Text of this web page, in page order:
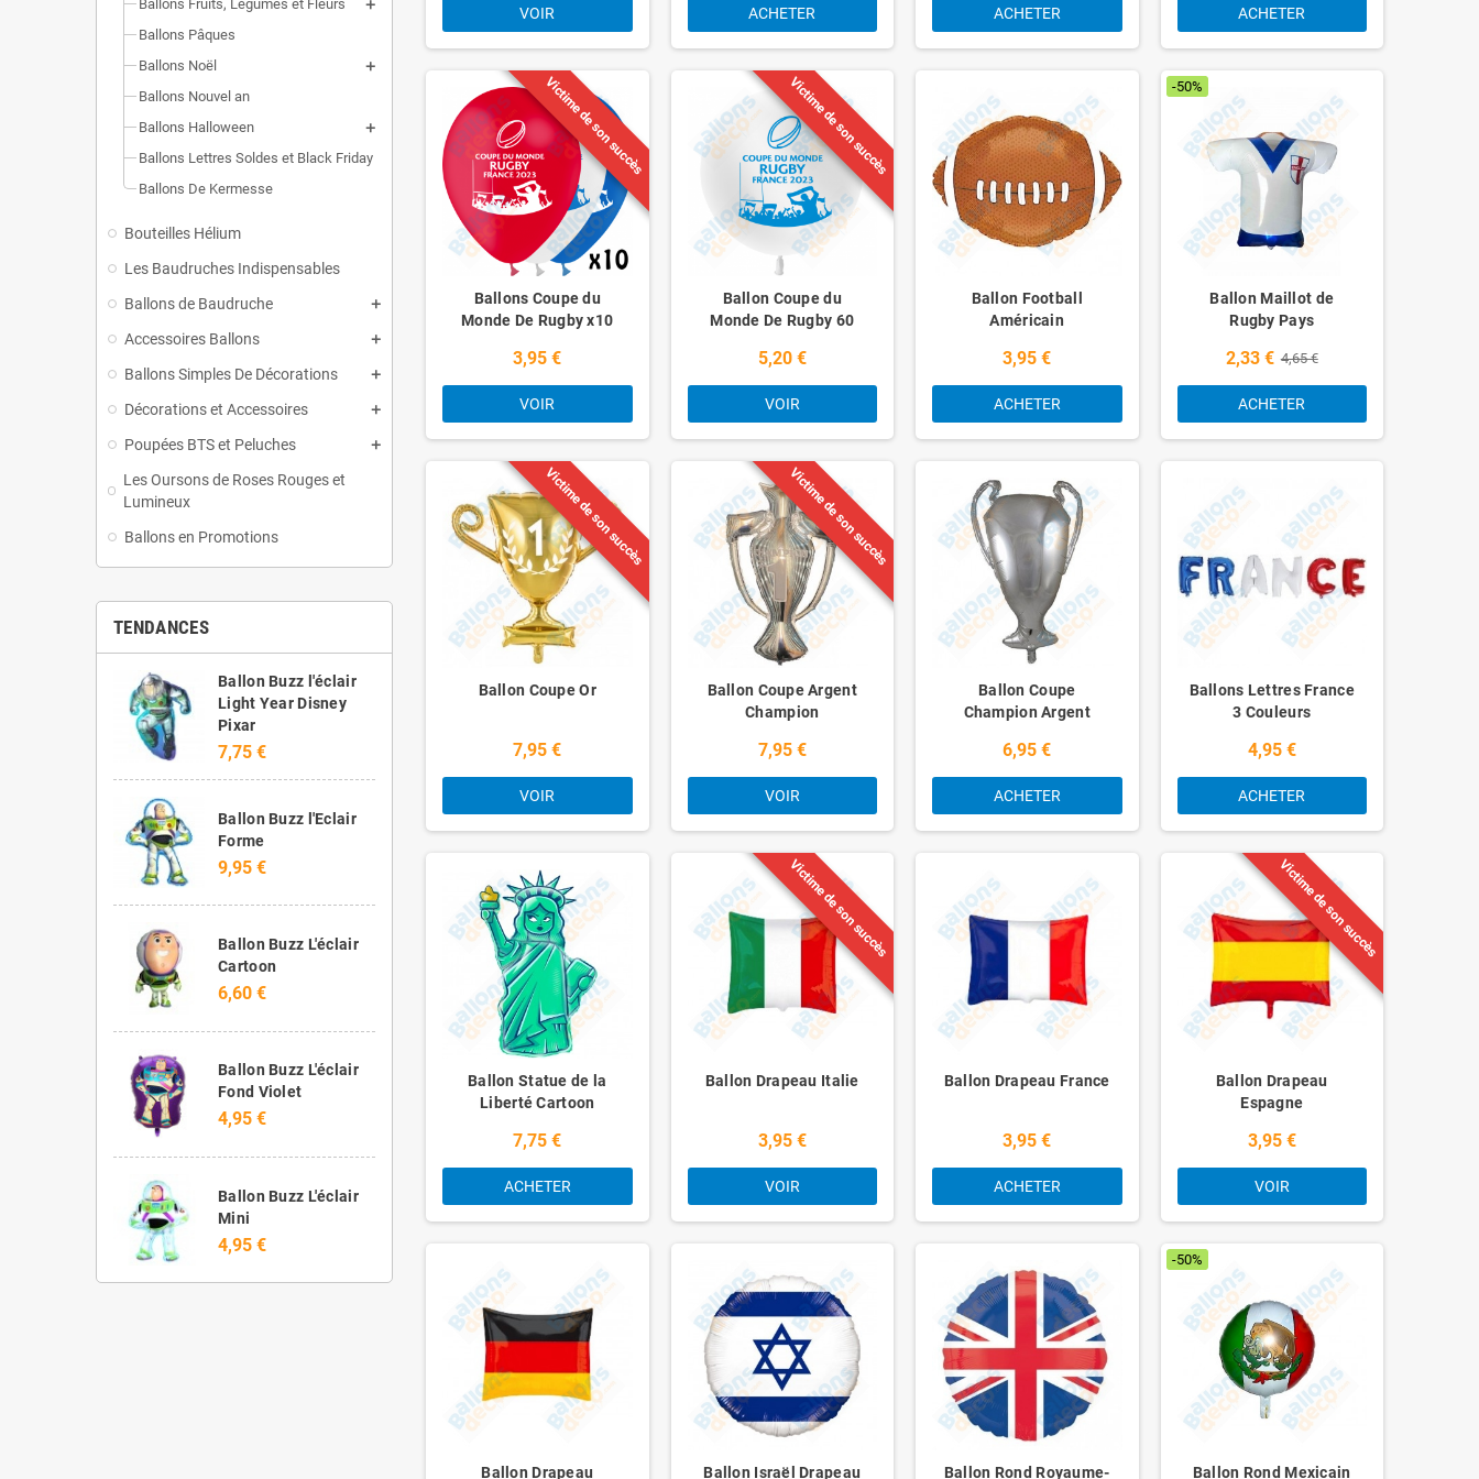
Ballons Fruits, Légumes et Fleurs
Ballons Pâques
Ballons Noël
Ballons Nouvel an
Ballons Halloween
Ballons Lettres Soldes et Black Friday
Ballons De Kermesse
Bouteilles Hélium
Les Baudruches Indispensables
Ballons de Baudruche
Accessoires Ballons
Ballons Simples De Décorations
Décorations et Accessoires
Poupées BTS et Peluches
Les Oursons de Roses Rouges et
Lumineux
Ballons en Promotions
TENDANCES
Ballon Buzz l'éclair
Light Year Disney
Pixar
7,75 €
Ballon Buzz l'Eclair
Forme
9,95 €
Ballon Buzz L'éclair
Cartoon
6,60 €
Ballon Buzz L'éclair
Fond Violet
4,95 €
Ballon Buzz L'éclair
Mini
4,95 €
VOIR ACHETER ACHETER ACHETER
Victime de son succès
Ballons Coupe du
Monde De Rugby x10
3,95 €
VOIR
Victime de son succès
Ballon Coupe du
Monde De Rugby 60
5,20 €
VOIR
Ballon Football
Américain
3,95 €
ACHETER
-50%
Ballon Maillot de
Rugby Pays
2,33 € 4,65 €
ACHETER
Victime de son succès
Ballon Coupe Or
7,95 €
VOIR
Victime de son succès
Ballon Coupe Argent
Champion
7,95 €
VOIR
Ballon Coupe
Champion Argent
6,95 €
ACHETER
Ballons Lettres France
3 Couleurs
4,95 €
ACHETER
Ballon Statue de la
Liberté Cartoon
7,75 €
ACHETER
Victime de son succès
Ballon Drapeau Italie
3,95 €
VOIR
Ballon Drapeau France
3,95 €
ACHETER
Victime de son succès
Ballon Drapeau
Espagne
3,95 €
VOIR
Ballon Drapeau Ballon Israël Drapeau Ballon Rond Royaume-
-50%
Ballon Rond Mexicain